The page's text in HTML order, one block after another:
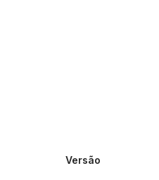
Versão